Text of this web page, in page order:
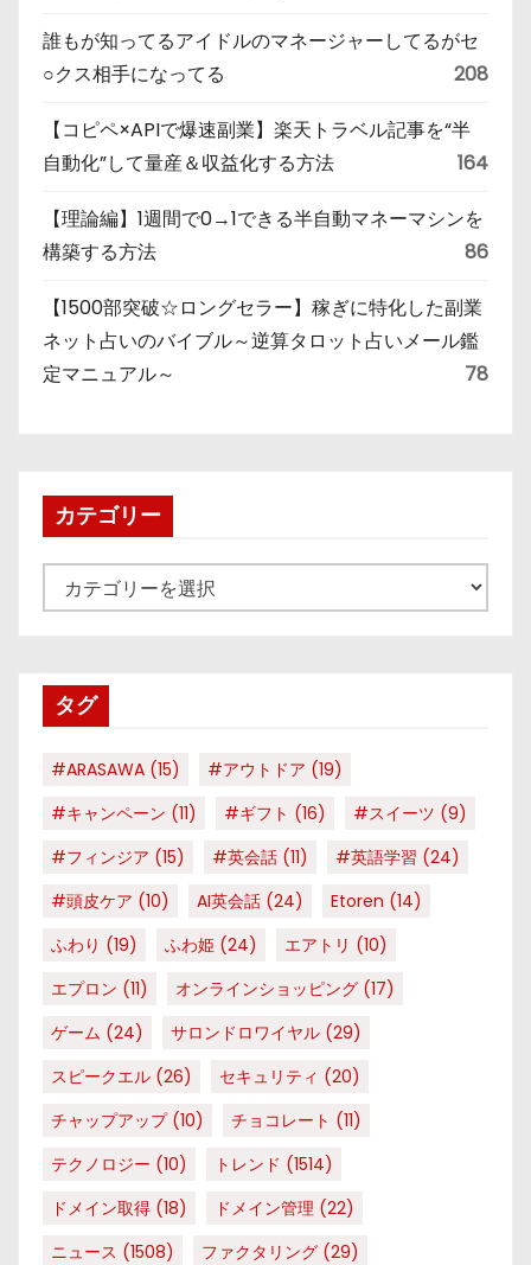
誰もが知ってるアイドルのマネージャーしてるがセ
○クス相手になってる
208
【コピペ×APIで爆速副業】楽天トラベル記事を“半
自動化”して量産＆収益化する方法
164
【理論編】1週間で0→1できる半自動マネーマシンを
構築する方法
86
【1500部突破☆ロングセラー】稼ぎに特化した副業
ネット占いのバイブル～逆算タロット占いメール鑑
定マニュアル～
78
カテゴリー
テ
ータグ
#ARASAWA (15) #アウトドア (19)
#キャンペーン (11) #ギフト (16) #スイーツ (9)
#フィンジア (15) #英会話 (11) #英語学習 (24)
#頭皮ケア (10) AI英会話 (24) Etoren (14)
ふわり (19) ふわ姫 (24) エアトリ (10)
エプロン (11) オンラインショッピング (17)
ゲーム (24) サロンドロワイヤル (29)
スピークエル (26) セキュリティ (20)
チャップアップ(10) チョコレート (11)
テクノロジー (10) トレンド (1514)
ドメイン取得 (18) ドメイン管理 (22)
ニュース (1508) ファクタリング (29)